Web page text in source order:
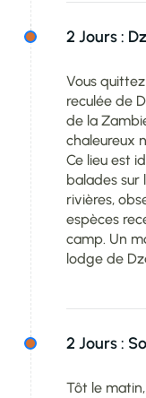
2 Jours :
Vous
reculée de
de la
chaleureux
Ce lieu est
balades sur
rivières,
espèces
camp. Un
lodge de
2 Jours :
Tôt le